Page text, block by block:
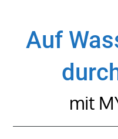
contentAuf
mit